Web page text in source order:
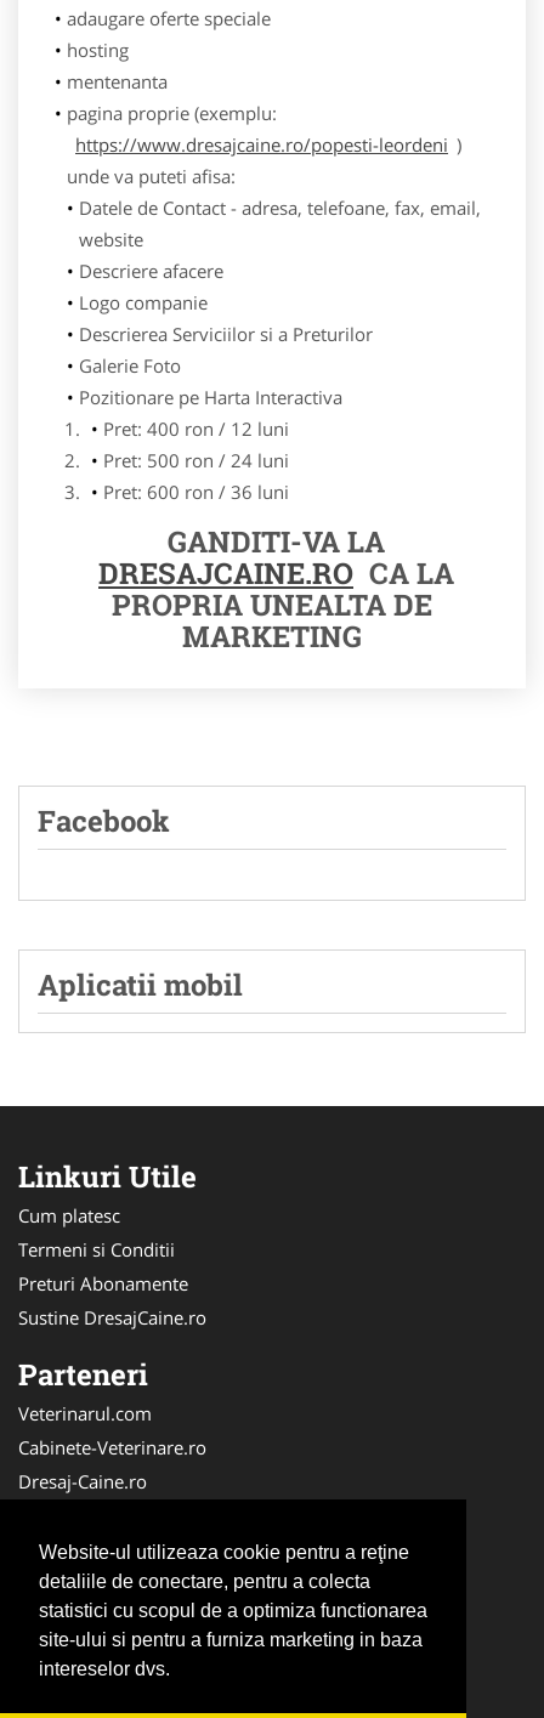
Website-ul utilizeaza cookie pentru a reţine
detaliile de conectare, pentru a colecta
statistici cu scopul de a optimiza functionarea
site-ului si pentru a furniza marketing in baza
intereselor dvs.
adaugare oferte speciale
hosting
mentenanta
pagina proprie (exemplu:
https://www.dresajcaine.ro/popesti-leordeni )
unde va puteti afisa:
Datele de Contact - adresa, telefoane, fax, email,
website
Descriere afacere
Logo companie
Descrierea Serviciilor si a Preturilor
Galerie Foto
Pozitionare pe Harta Interactiva
Pret: 400 ron / 12 luni
Pret: 500 ron / 24 luni
Pret: 600 ron / 36 luni
GANDITI-VA LA
DRESAJCAINE.RO CA LA
PROPRIA UNEALTA DE
MARKETING
Facebook
Aplicatii mobil
Linkuri Utile
Cum platesc
Termeni si Conditii
Preturi Abonamente
Sustine DresajCaine.ro
Parteneri
Veterinarul.com
Cabinete-Veterinare.ro
Dresaj-Caine.ro
Medic-Bun.com
SalonFrizerieCanina.com
DresajCaine.ro
NonStopDeschis.ro